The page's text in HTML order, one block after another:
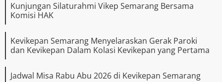
Kunjungan Silaturahmi Vikep Semarang Bersama
Komisi HAK
Kevikepan Semarang Menyelaraskan Gerak Paroki
dan Kevikepan Dalam Kolasi Kevikepan yang Pertama
Jadwal Misa Rabu Abu 2026 di Kevikepan Semarang